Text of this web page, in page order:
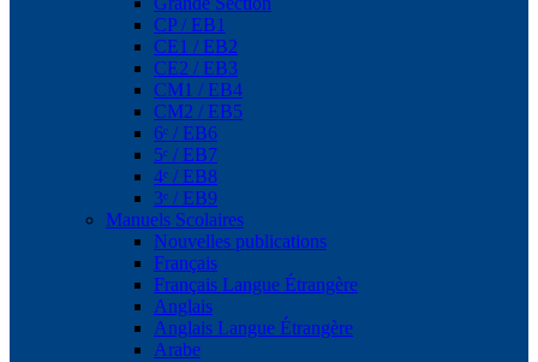
CP / EB1
CE1 / EB2
CE2 / EB3
CM1 / EB4
CM2 / EB5
6ᵉ / EB6
5ᵉ / EB7
4ᵉ / EB8
3ᵉ / EB9
Manuels Scolaires
Nouvelles publications
Français
Français Langue Étrangère
Anglais
Anglais Langue Étrangère
Arabe